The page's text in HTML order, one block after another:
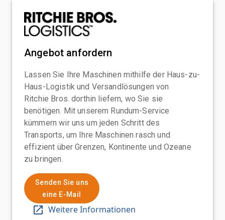
Angebot anfordern
Lassen Sie Ihre Maschinen mithilfe der Haus-zu-
Haus-Logistik und Versandlösungen von
Ritchie Bros. dorthin liefern, wo Sie sie
benötigen. Mit unserem Rundum-Service
kümmern wir uns um jeden Schritt des
Transports, um Ihre Maschinen rasch und
effizient über Grenzen, Kontinente und Ozeane
zu bringen.
Senden Sie uns
eine E-Mail
Weitere Informationen